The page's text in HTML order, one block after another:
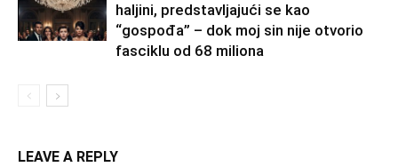
haljini, predstavljajući se kao
“gospođa” – dok moj sin nije otvorio
fasciklu od 68 miliona
LEAVE A REPLY